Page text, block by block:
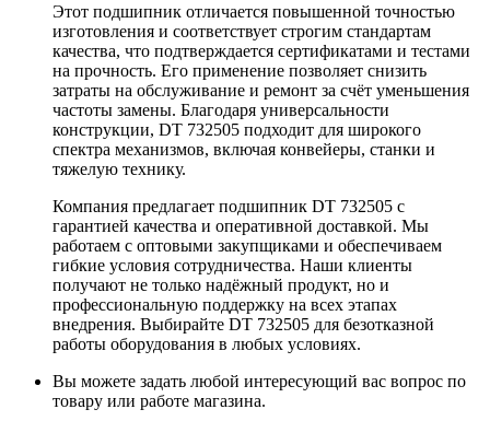
Этот подшипник отличается повышенной точностью
изготовления и соответствует строгим стандартам
качества, что подтверждается сертификатами и тестами
на прочность. Его применение позволяет снизить
затраты на обслуживание и ремонт за счёт уменьшения
частоты замены. Благодаря универсальности
конструкции, DT 732505 подходит для широкого
спектра механизмов, включая конвейеры, станки и
тяжелую технику.
Компания предлагает подшипник DT 732505 с
гарантией качества и оперативной доставкой. Мы
работаем с оптовыми закупщиками и обеспечиваем
гибкие условия сотрудничества. Наши клиенты
получают не только надёжный продукт, но и
профессиональную поддержку на всех этапах
внедрения. Выбирайте DT 732505 для безотказной
работы оборудования в любых условиях.
Вы можете задать любой интересующий вас вопрос по
товару или работе магазина.